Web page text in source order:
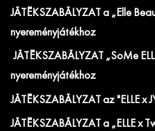
JÁTÉKSZABÁLYZAT a „Elle
nyereményjátékhoz
JÁTÉKSZABÁLYZAT „SoMe
nyereményjátékhoz
JÁTÉKSZABÁLYZAT az "ELLE x
JÁTÉKSZABÁLYZAT a „ELLE x